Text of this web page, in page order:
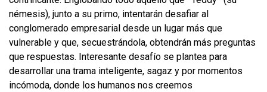
némesis), junto a su primo, intentarán desafiar al
conglomerado empresarial desde un lugar más que
vulnerable y que, secuestrándola, obtendrán más preguntas
que respuestas. Interesante desafío se plantea para
desarrollar una trama inteligente, sagaz y por momentos
incómoda, donde los humanos nos creemos